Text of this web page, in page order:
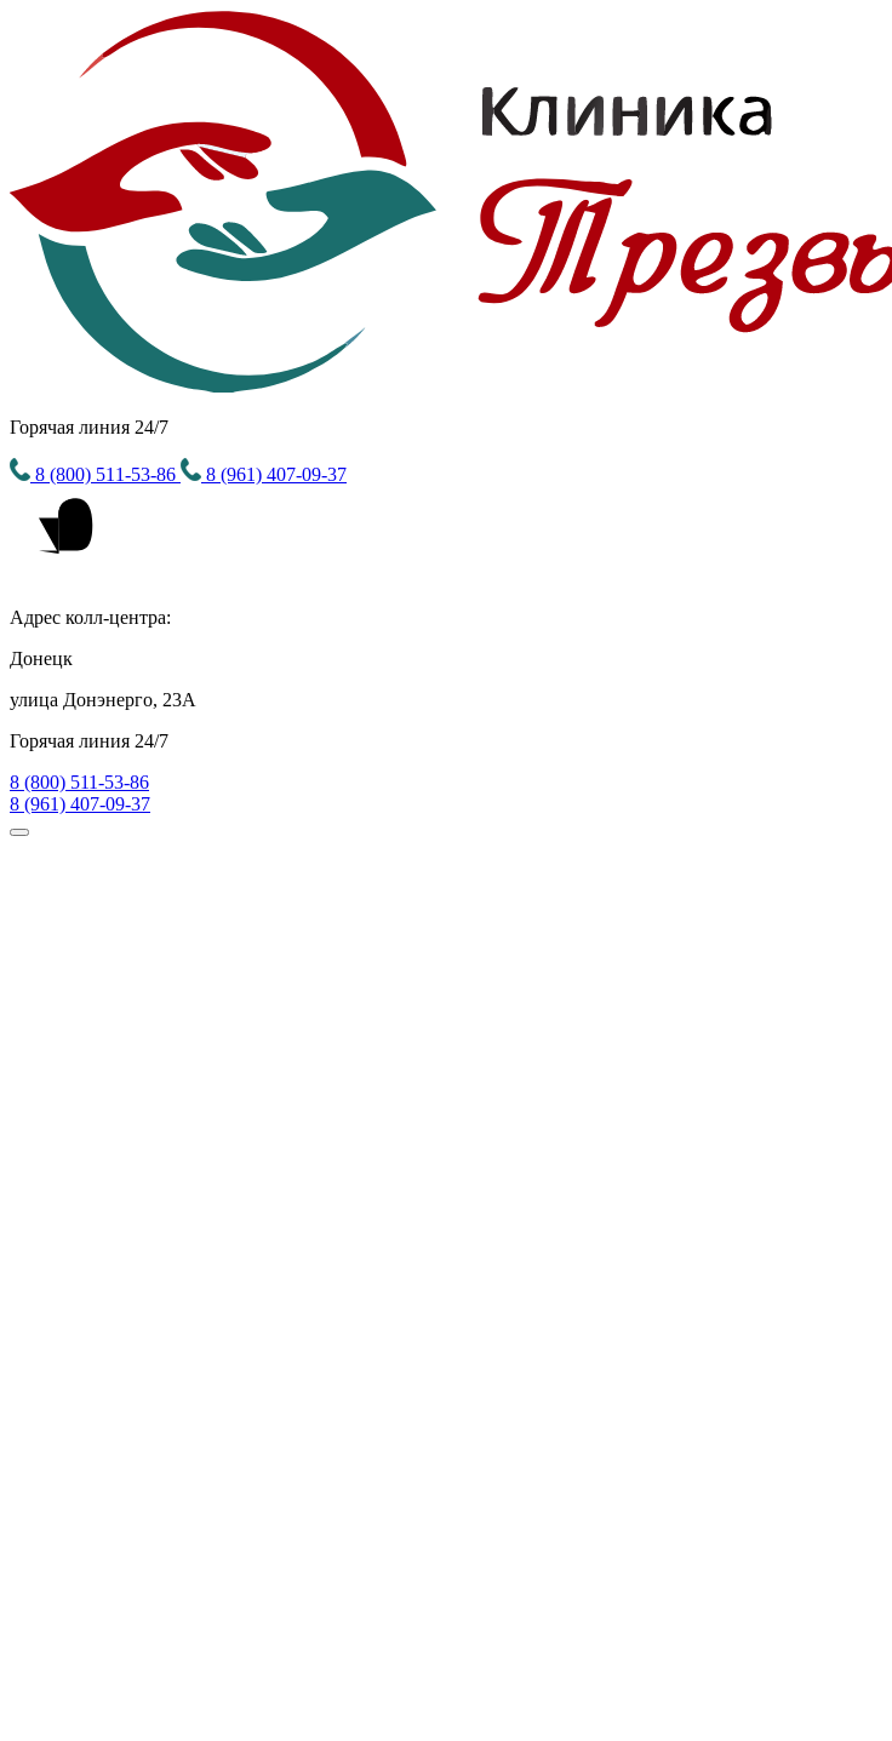
Горячая линия 24/7
8 (800) 511-53-86 8 (961) 407-09-37
Адрес колл-центра:
Донецк
улица Донэнерго, 23А
Горячая линия 24/7
8 (800) 511-53-86
8 (961) 407-09-37